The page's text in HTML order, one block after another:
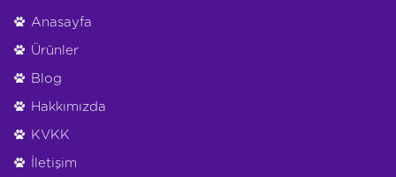
Anasayfa
Ürünler
Blog
Hakkımızda
KVKK
İletişim